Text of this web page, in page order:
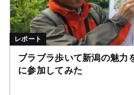
ブラブラ歩いて新潟の魅力
に参加してみた
レポート